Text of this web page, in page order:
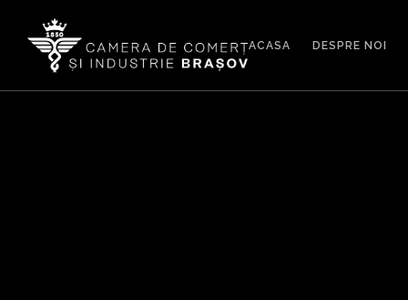
ACASA DESPRE NOI